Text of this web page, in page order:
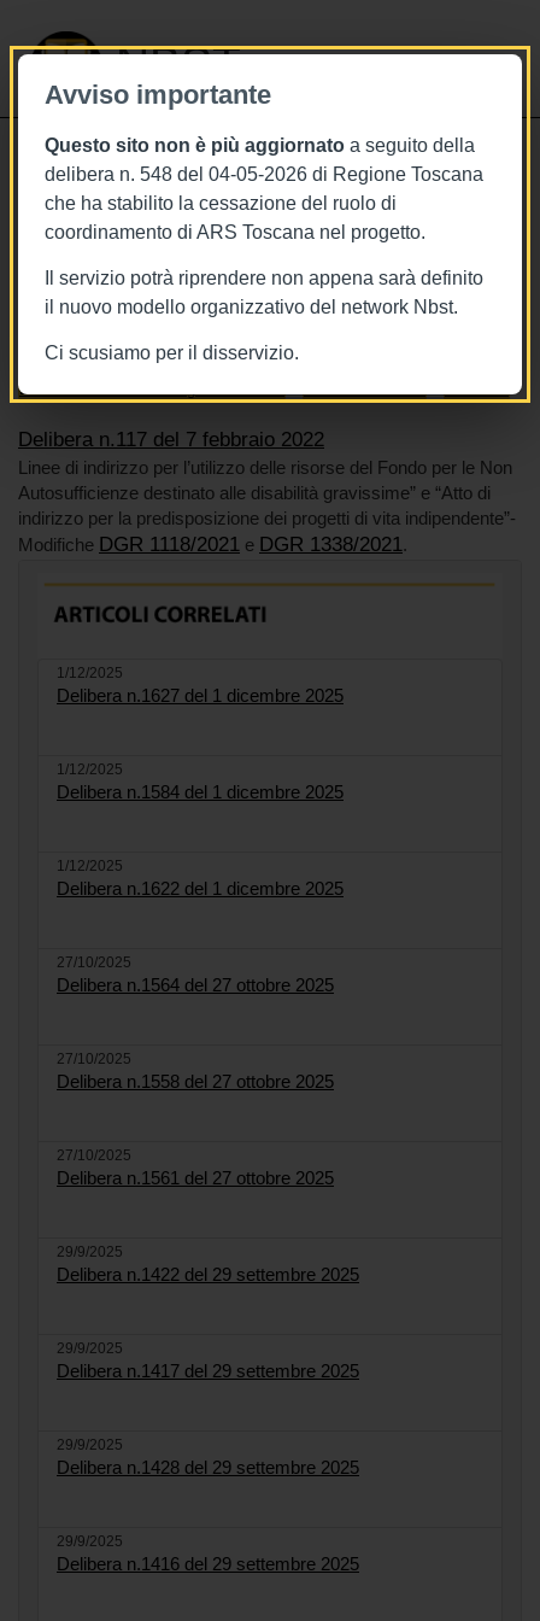
Avviso importante
Questo sito non è più aggiornato a seguito della
delibera n. 548 del 04-05-2026 di Regione Toscana
che ha stabilito la cessazione del ruolo di
coordinamento di ARS Toscana nel progetto.
Il servizio potrà riprendere non appena sarà definito
il nuovo modello organizzativo del network Nbst.
Ci scusiamo per il disservizio.
NBST
Delibera n.117 del 7 febbraio 2022
Tags Anziani
Toscana
BURT Bollettino della regione toscana
Delibera n.117 del 7 febbraio 2022
Linee di indirizzo per l’utilizzo delle risorse del Fondo per le Non
Autosufficienze destinato alle disabilità gravissime” e “Atto di
indirizzo per la predisposizione dei progetti di vita indipendente”-
Modifiche DGR 1118/2021 e DGR 1338/2021 .
1/12/2025
Delibera n.1627 del 1 dicembre 2025
1/12/2025
Delibera n.1584 del 1 dicembre 2025
1/12/2025
Delibera n.1622 del 1 dicembre 2025
27/10/2025
Delibera n.1564 del 27 ottobre 2025
27/10/2025
Delibera n.1558 del 27 ottobre 2025
27/10/2025
Delibera n.1561 del 27 ottobre 2025
29/9/2025
Delibera n.1422 del 29 settembre 2025
29/9/2025
Delibera n.1417 del 29 settembre 2025
29/9/2025
Delibera n.1428 del 29 settembre 2025
29/9/2025
Delibera n.1416 del 29 settembre 2025